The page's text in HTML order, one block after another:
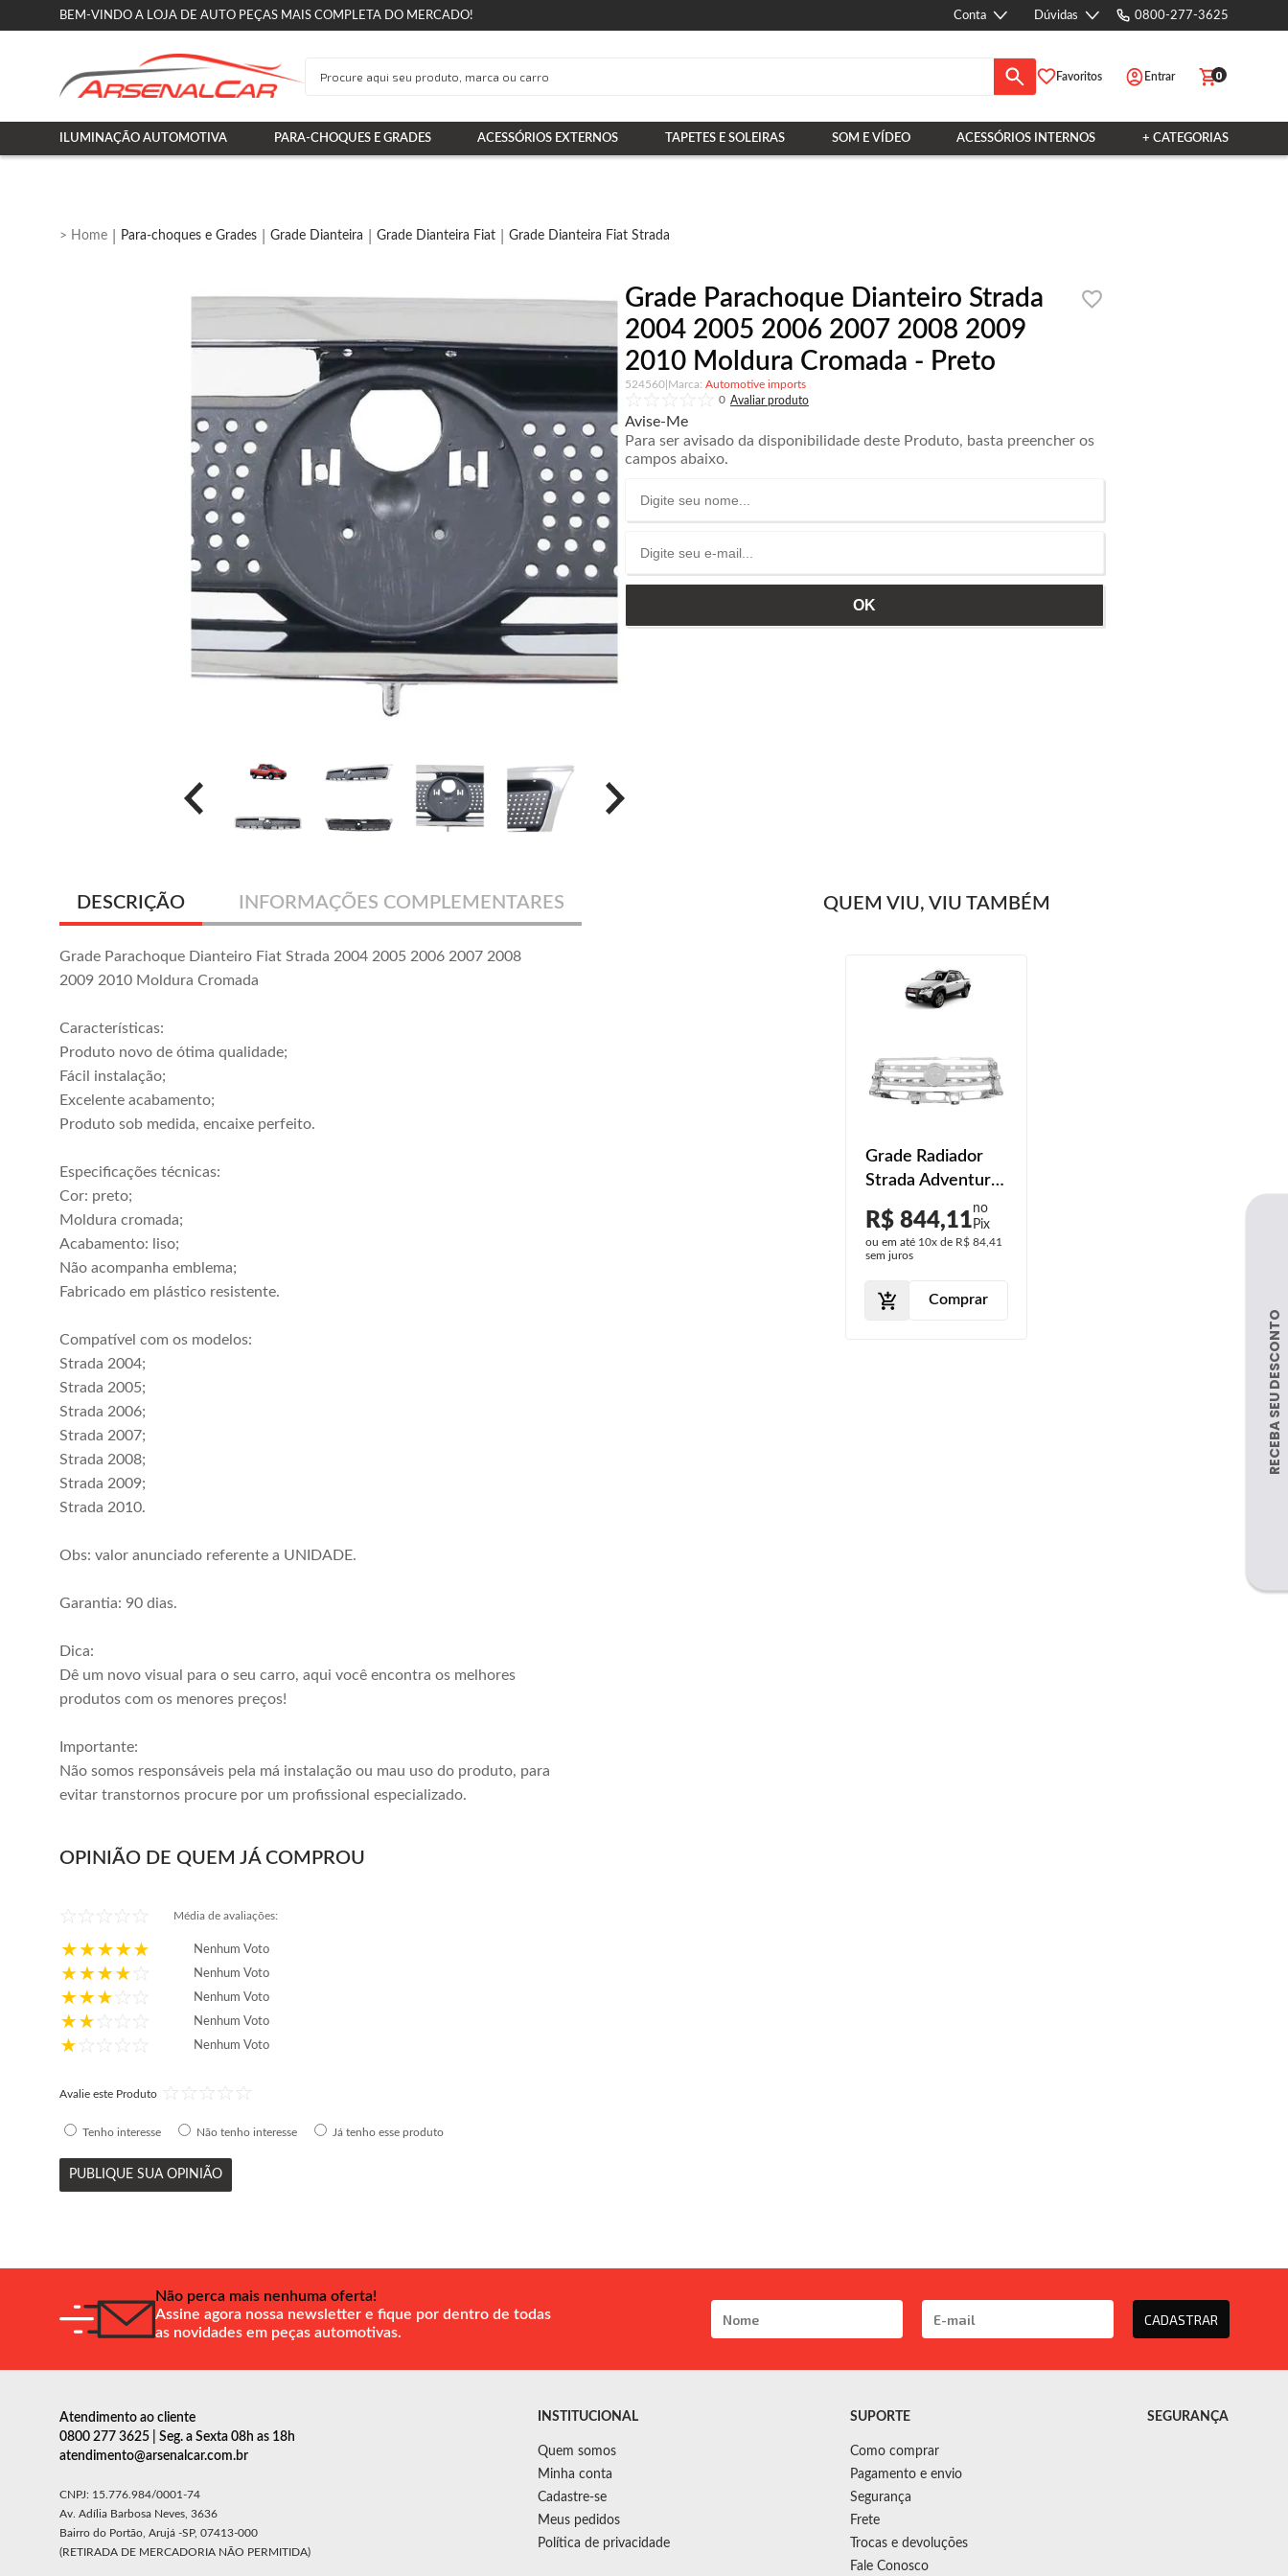
BEM-VINDO A LOJA DE AUTO PEÇAS MAIS COMPLETA DO MERCADO! Conta Dúvidas 0800-277-3625
Favoritos Entrar 0
ILUMINAÇÃO AUTOMOTIVA PARA-CHOQUES E GRADES ACESSÓRIOS EXTERNOS TAPETES E SOLEIRAS SOM E VÍDEO ACESSÓRIOS INTERNOS + CATEGORIAS
Para-choques e Grades Grade Dianteira Grade Dianteira Fiat Grade Dianteira Fiat Strada
Grade Parachoque Dianteiro Strada
2004 2005 2006 2007 2008 2009
2010 Moldura Cromada - Preto
524560
Automotive imports
0
Avise-Me
Para ser avisado da disponibilidade deste Produto, basta preencher os
campos abaixo.
DESCRIÇÃO INFORMAÇÕES COMPLEMENTARES
Grade Parachoque Dianteiro Fiat Strada 2004 2005 2006 2007 2008
2009 2010 Moldura Cromada
Características:
Produto novo de ótima qualidade;
Fácil instalação;
Excelente acabamento;
Produto sob medida, encaixe perfeito.
Especificações técnicas:
Cor: preto;
Moldura cromada;
Acabamento: liso;
Não acompanha emblema;
Fabricado em plástico resistente.
Compatível com os modelos:
Strada 2004;
Strada 2005;
Strada 2006;
Strada 2007;
Strada 2008;
Strada 2009;
Strada 2010.
Obs: valor anunciado referente a UNIDADE.
Garantia: 90 dias.
Dica:
Dê um novo visual para o seu carro, aqui você encontra os melhores
produtos com os menores preços!
Importante:
Não somos responsáveis pela má instalação ou mau uso do produto, para
evitar transtornos procure por um profissional especializado.
OPINIÃO DE QUEM JÁ COMPROU
Média de avaliações:
Nenhum Voto
Nenhum Voto
Nenhum Voto
Nenhum Voto
Nenhum Voto
Avalie este Produto
Tenho interesse Não tenho interesse Já tenho esse produto
PUBLIQUE SUA OPINIÃO
QUEM VIU, VIU TAMBÉM
Grade Radiador
Strada Adventure
2009 2010 2011
2012 Cromado
R$ 844,11
ou em até 10x de R$ 84,41
sem juros
Comprar
Não perca mais nenhuma oferta!
Assine agora nossa newsletter e fique por dentro de todas
as novidades em peças automotivas.
CADASTRAR
Atendimento ao cliente
0800 277 3625 | Seg. a Sexta 08h as 18h
atendimento@arsenalcar.com.br
CNPJ: 15.776.984/0001-74
Av. Adília Barbosa Neves, 3636
Bairro do Portão, Arujá -SP, 07413-000
(RETIRADA DE MERCADORIA NÃO PERMITIDA)
INSTITUCIONAL
Quem somos
Minha conta
Cadastre-se
Meus pedidos
Política de privacidade
SUPORTE
Como comprar
Pagamento e envio
Segurança
Frete
Trocas e devoluções
Fale Conosco
SEGURANÇA